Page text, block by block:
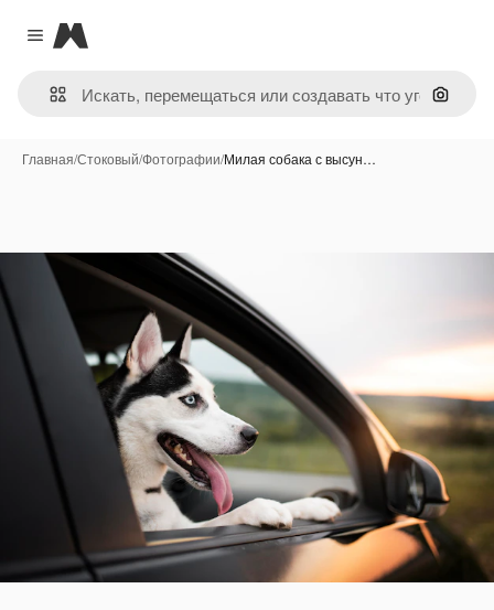
Close menu
Magnific
Поиск
Главная/Стоковый/Фотографии/Милая собака с высун…